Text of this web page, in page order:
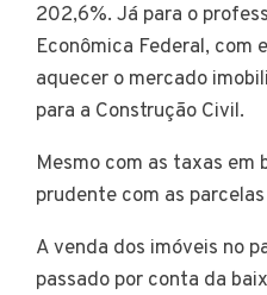
202,6%. Já para o
Econômica Federal, com
aquecer o mercado
para a Construção Civil.
Mesmo com as taxas em
prudente com as parcelas
A venda dos imóveis no
passado por conta da